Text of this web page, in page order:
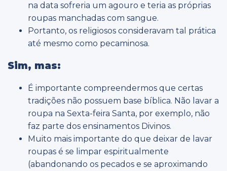
na data sofreria um agouro e teria as próprias
roupas manchadas com sangue.
Portanto, os religiosos consideravam tal prática
até mesmo como pecaminosa.
Sim, mas:
É importante compreendermos que certas
tradições não possuem base bíblica. Não lavar a
roupa na Sexta-feira Santa, por exemplo, não
faz parte dos ensinamentos Divinos.
Muito mais importante do que deixar de lavar
roupas é se limpar espiritualmente
(abandonando os pecados e se aproximando